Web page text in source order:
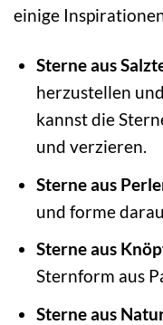
einige
Sterne aus
herzustellen
kannst die
und verzieren.
Sterne aus
und forme
Sterne aus
Sternform aus
Sterne aus